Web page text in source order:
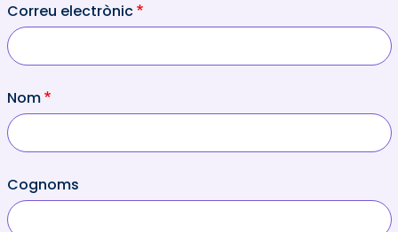
Correu electrònic
Nom
Cognoms